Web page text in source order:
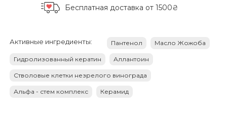
Бесплатная доставка от 1500₴
Активные ингредиенты: Пантенол Масло Жожоба
Гидролизованный кератин Аллантоин
Стволовые клетки незрелого винограда
Альфа - стем комплекс Керамид